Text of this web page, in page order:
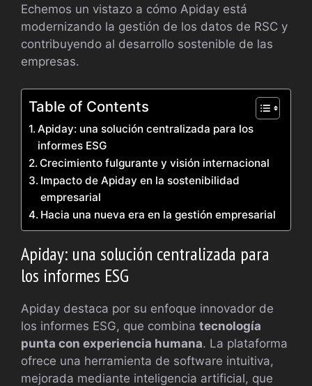
Echemos un vistazo a cómo Apiday está
modernizando la gestión de los datos de RSC y
contribuyendo al desarrollo sostenible de las
empresas.
Table of Contents
Apiday: una solución centralizada para los
informes ESG
Crecimiento fulgurante y visión internacional
Impacto de Apiday en la sostenibilidad
empresarial
Hacia una nueva era en la gestión empresarial
Apiday: una solución centralizada para
los informes ESG
Apiday destaca por su enfoque innovador de
los informes ESG, que combina tecnología
punta con experiencia humana. La plataforma
ofrece una herramienta de software intuitiva,
mejorada mediante inteligencia artificial, que